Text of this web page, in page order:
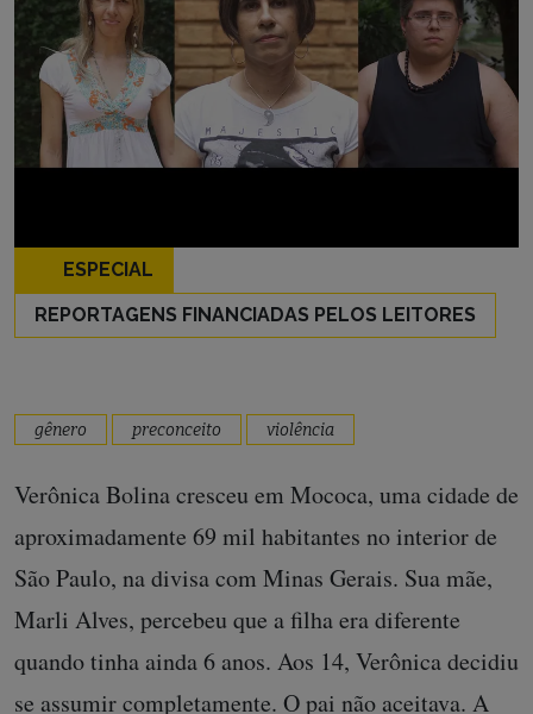
ESPECIAL
REPORTAGENS FINANCIADAS PELOS LEITORES
gênero preconceito violência
Verônica Bolina cresceu em Mococa, uma cidade de
aproximadamente 69 mil habitantes no interior de
São Paulo, na divisa com Minas Gerais. Sua mãe,
Marli Alves, percebeu que a filha era diferente
quando tinha ainda 6 anos. Aos 14, Verônica decidiu
se assumir completamente. O pai não aceitava. A